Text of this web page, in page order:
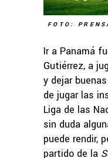
FOTO:
Ir a Panamá
Gutiérrez, a
y dejar
de jugar las
Liga de las
sin duda
puede rendir,
partido de la